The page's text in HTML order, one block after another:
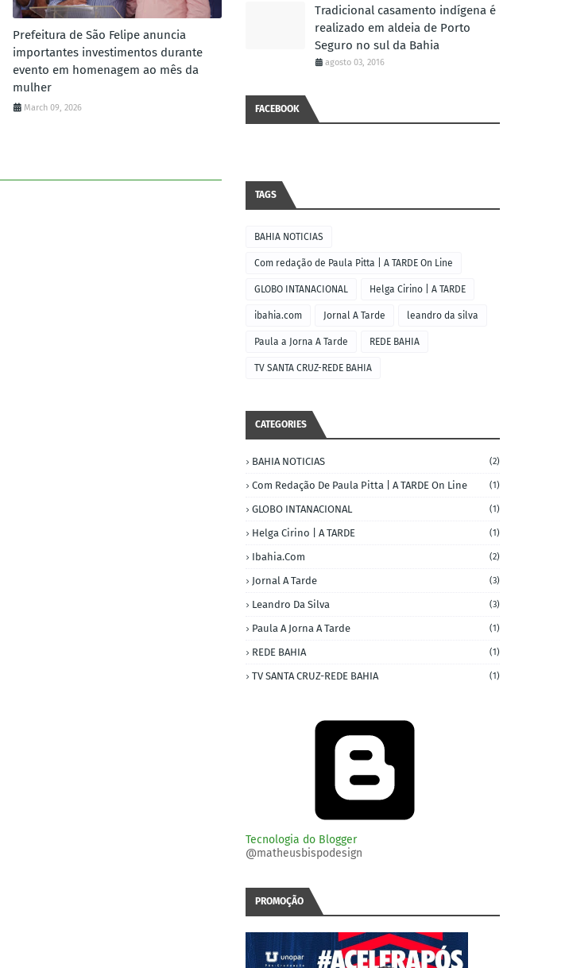
Prefeitura de São Felipe anuncia
importantes investimentos durante
evento em homenagem ao mês da
mulher
March 09, 2026
Tradicional casamento indígena é
realizado em aldeia de Porto
Seguro no sul da Bahia
agosto 03, 2016
FACEBOOK
TAGS
BAHIA NOTICIAS
Com redação de Paula Pitta | A TARDE On Line
GLOBO INTANACIONAL Helga Cirino | A TARDE
ibahia.com Jornal A Tarde leandro da silva
Paula a Jorna A Tarde REDE BAHIA
TV SANTA CRUZ-REDE BAHIA
CATEGORIES
BAHIA NOTICIAS (2)
Com Redação De Paula Pitta | A TARDE On Line (1)
GLOBO INTANACIONAL (1)
Helga Cirino | A TARDE (1)
Ibahia.com (2)
Jornal A Tarde (3)
Leandro Da Silva (3)
Paula A Jorna A Tarde (1)
REDE BAHIA (1)
TV SANTA CRUZ-REDE BAHIA (1)
Tecnologia do Blogger
@matheusbispodesign
PROMOÇÃO